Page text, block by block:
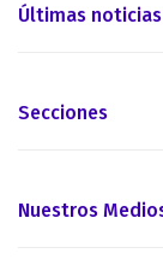
Últimas noticias
Secciones
Nuestros